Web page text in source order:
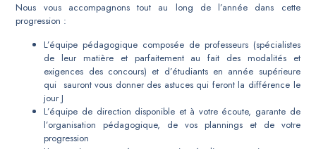
Nous vous accompagnons tout au long de l’année dans cette
progression :
L’équipe pédagogique composée de professeurs (spécialistes
de leur matière et parfaitement au fait des modalités et
exigences des concours) et d’étudiants en année supérieure
qui sauront vous donner des astuces qui feront la différence le
jour J
L’équipe de direction disponible et à votre écoute, garante de
l’organisation pédagogique, de vos plannings et de votre
progression